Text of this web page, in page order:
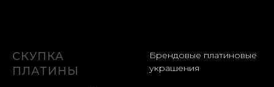
СКУПКА
ПЛАТИНЫ
Брендовые платиновые
украшения